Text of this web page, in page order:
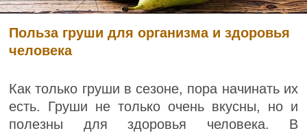
Польза груши для организма и здоровья
человека
Как только груши в сезоне, пора начинать их
есть. Груши не только очень вкусны, но и
полезны для здоровья человека. В